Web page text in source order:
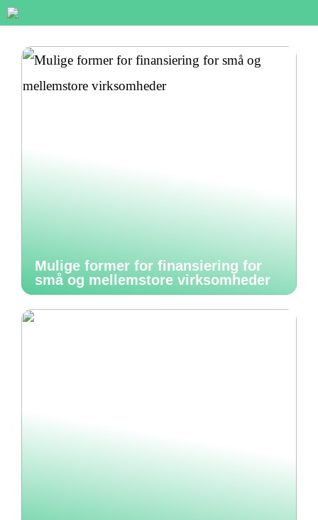
Mulige former for finansiering for
små og mellemstore virksomheder